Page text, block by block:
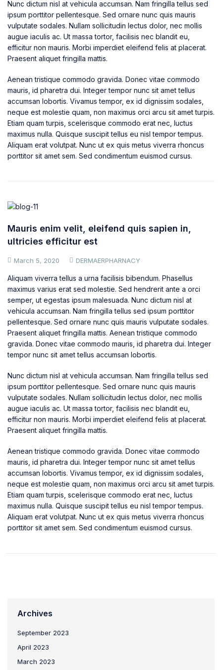
Nunc dictum nisl at vehicula accumsan. Nam fringilla tellus sed
ipsum porttitor pellentesque. Sed ornare nunc quis mauris
vulputate sodales. Nullam sollicitudin lectus dolor, nec mollis
augue iaculis ac. Ut massa tortor, facilisis nec blandit eu,
efficitur non mauris. Morbi imperdiet eleifend felis at placerat.
Praesent aliquet fringilla mattis.
Aenean tristique commodo gravida. Donec vitae commodo
mauris, id pharetra dui. Integer tempor nunc sit amet tellus
accumsan lobortis. Vivamus tempor, ex id dignissim sodales,
neque est molestie quam, non maximus orci arcu sit amet turpis.
Etiam quam turpis, scelerisque commodo erat nec, luctus
maximus nulla. Quisque suscipit tellus eu nisl tempor tempus.
Aliquam erat volutpat. Nunc ut ex quis metus viverra rhoncus
porttitor sit amet sem. Sed condimentum euismod cursus.
Mauris enim velit, eleifend quis sapien in,
ultricies efficitur est
March 5, 2020 DERMAERPHARNACY
Aliquam viverra tellus a urna facilisis bibendum. Phasellus
maximus varius erat sed molestie. Sed hendrerit ante a orci
semper, ut egestas ipsum malesuada. Nunc dictum nisl at
vehicula accumsan. Nam fringilla tellus sed ipsum porttitor
pellentesque. Sed ornare nunc quis mauris vulputate sodales.
Praesent aliquet fringilla mattis. Aenean tristique commodo
gravida. Donec vitae commodo mauris, id pharetra dui. Integer
tempor nunc sit amet tellus accumsan lobortis.
Nunc dictum nisl at vehicula accumsan. Nam fringilla tellus sed
ipsum porttitor pellentesque. Sed ornare nunc quis mauris
vulputate sodales. Nullam sollicitudin lectus dolor, nec mollis
augue iaculis ac. Ut massa tortor, facilisis nec blandit eu,
efficitur non mauris. Morbi imperdiet eleifend felis at placerat.
Praesent aliquet fringilla mattis.
Aenean tristique commodo gravida. Donec vitae commodo
mauris, id pharetra dui. Integer tempor nunc sit amet tellus
accumsan lobortis. Vivamus tempor, ex id dignissim sodales,
neque est molestie quam, non maximus orci arcu sit amet turpis.
Etiam quam turpis, scelerisque commodo erat nec, luctus
maximus nulla. Quisque suscipit tellus eu nisl tempor tempus.
Aliquam erat volutpat. Nunc ut ex quis metus viverra rhoncus
porttitor sit amet sem. Sed condimentum euismod cursus.
Archives
September 2023
April 2023
March 2023